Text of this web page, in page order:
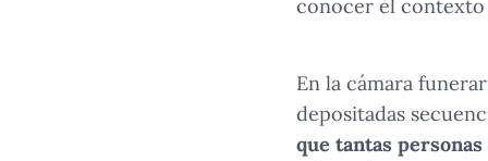
conocer el contexto
En la cámara
depositadas
que tantas